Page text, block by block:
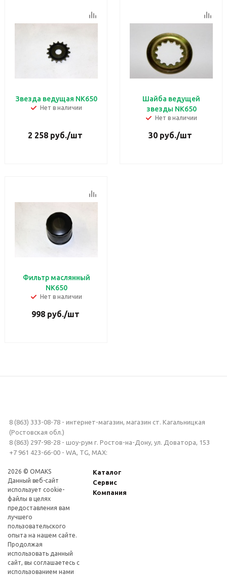
Звезда ведущая NK650
Нет в наличии
2 258 руб./шт
Шайба ведущей
звезды NK650
Нет в наличии
30 руб./шт
Фильтр маслянный
NK650
Нет в наличии
998руб./шт
8 (863) 333-08-78 - интернет-магазин, магазин ст. Кагальницкая
(Ростовская обл.)
8 (863) 297-98-28 - шоу-рум г. Ростов-на-Дону, ул. Доватора, 153
+7 961 423-66-00 - WA, TG, MAX:
2026 © OMAKS
Данный веб-сайт
использует cookie-
файлы в целях
предоставления вам
лучшего
пользовательского
опыта на нашем сайте.
Продолжая
использовать данный
сайт, вы соглашаетесь с
использованием нами
Каталог
Сервис
Компания